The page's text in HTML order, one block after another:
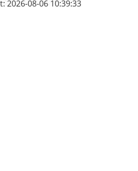
2026-08-06 10:39:33